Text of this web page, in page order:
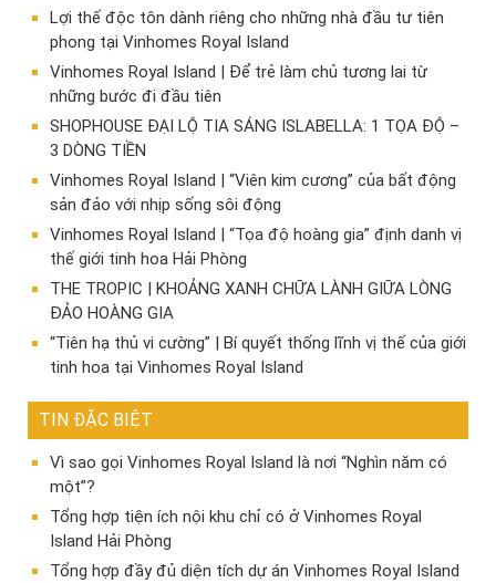
Lợi thế độc tôn dành riêng cho những nhà đầu tư tiên
phong tại Vinhomes Royal Island
Vinhomes Royal Island | Để trẻ làm chủ tương lai từ
những bước đi đầu tiên
SHOPHOUSE ĐẠI LỘ TIA SÁNG ISLABELLA: 1 TỌA ĐỘ –
3 DÒNG TIỀN
Vinhomes Royal Island | “Viên kim cương” của bất động
sản đảo với nhịp sống sôi động
Vinhomes Royal Island | “Tọa độ hoàng gia” định danh vị
thế giới tinh hoa Hải Phòng
THE TROPIC | KHOẢNG XANH CHỮA LÀNH GIỮA LÒNG
ĐẢO HOÀNG GIA
“Tiên hạ thủ vi cường” | Bí quyết thống lĩnh vị thế của giới
tinh hoa tại Vinhomes Royal Island
TIN ĐẶC BIỆT
Vì sao gọi Vinhomes Royal Island là nơi “Nghìn năm có
một”?
Tổng hợp tiện ích nội khu chỉ có ở Vinhomes Royal
Island Hải Phòng
Tổng hợp đầy đủ diện tích dự án Vinhomes Royal Island